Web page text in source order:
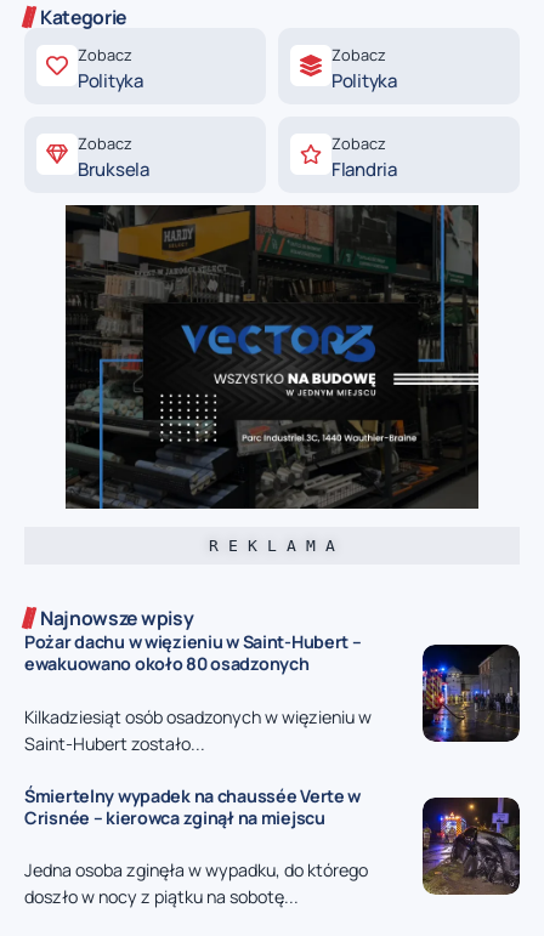
Kategorie
Zobacz
Polityka
Zobacz
Polityka
Zobacz
Bruksela
Zobacz
Flandria
R E K L A M A
Najnowsze wpisy
Pożar dachu w więzieniu w Saint-Hubert –
ewakuowano około 80 osadzonych
Kilkadziesiąt osób osadzonych w więzieniu w
Saint-Hubert zostało...
Śmiertelny wypadek na chaussée Verte w
Crisnée – kierowca zginął na miejscu
Jedna osoba zginęła w wypadku, do którego
doszło w nocy z piątku na sobotę...